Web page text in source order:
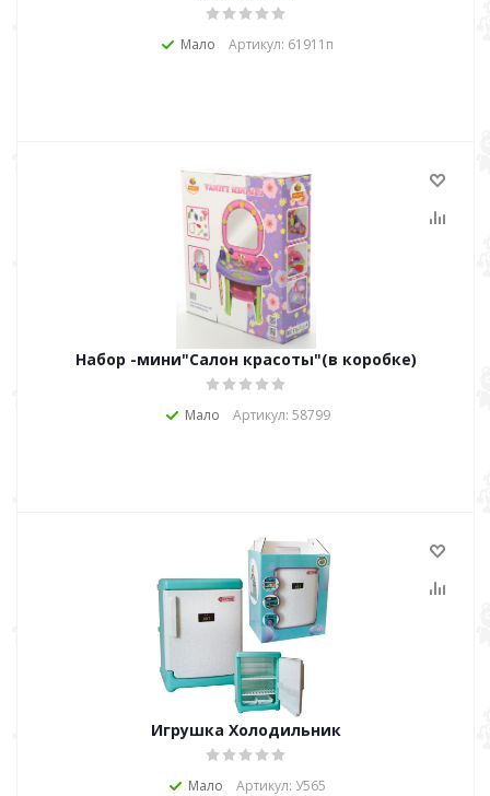
Мало Артикул: 61911п
Набор -мини"Салон красоты"(в коробке)
Мало Артикул: 58799
Игрушка Холодильник
Мало Артикул: У565